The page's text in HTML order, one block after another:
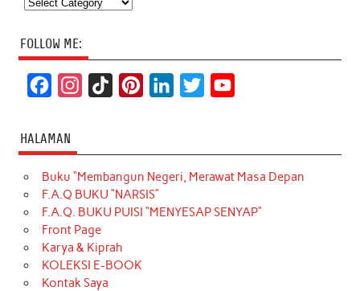
FOLLOW ME:
c
e
b
o
o
k
t
a
g
r
a
m
T
o
k
t
e
r
k
e
d
t
t
e
T
u
b
HALAMAN
Buku “Membangun Negeri, Merawat Masa Depan
F.A.Q BUKU “NARSIS”
F.A.Q. BUKU PUISI “MENYESAP SENYAP”
Front Page
Karya & Kiprah
KOLEKSI E-BOOK
Kontak Saya